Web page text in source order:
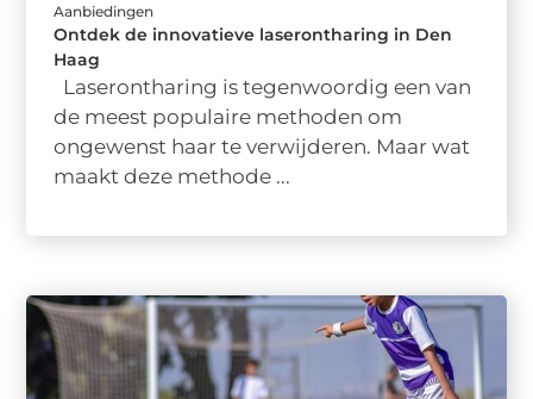
Aanbiedingen
Ontdek de innovatieve laserontharing in Den
Haag
Laserontharing is tegenwoordig een van
de meest populaire methoden om
ongewenst haar te verwijderen. Maar wat
maakt deze methode ...